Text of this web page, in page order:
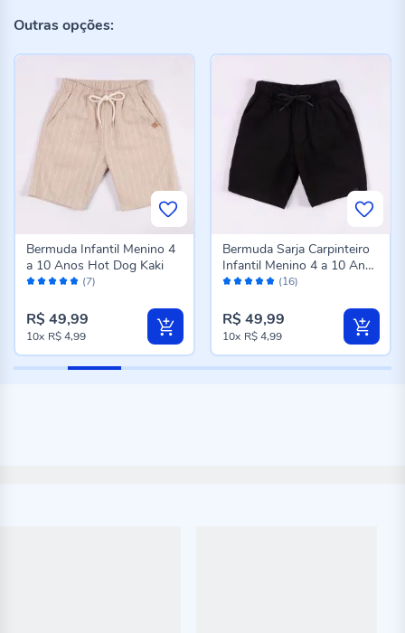
Outras opções:
Avaliação: (7)
Bermuda Infantil Menino 4
a 10 Anos Hot Dog Kaki
R$ 49,99
10x R$ 4,99
Avaliação: (16)
Bermuda Sarja Carpinteiro
Infantil Menino 4 a 10 Anos
Hot Dog Preto
R$ 49,99
10x R$ 4,99